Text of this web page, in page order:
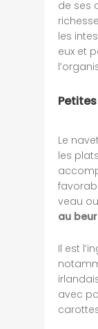
de ses
les
eux et
Le
les
veau
au
Il est
avec